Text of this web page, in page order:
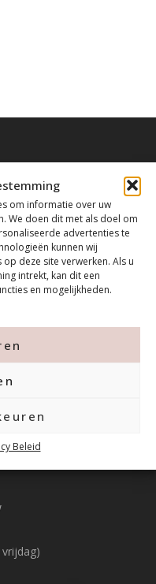
om informatie over uw
We doen dit met als doel om
advertenties te
kunnen wij
deze site verwerken. Als u
intrekt, kan dit een
en mogelijkheden.
Beleid